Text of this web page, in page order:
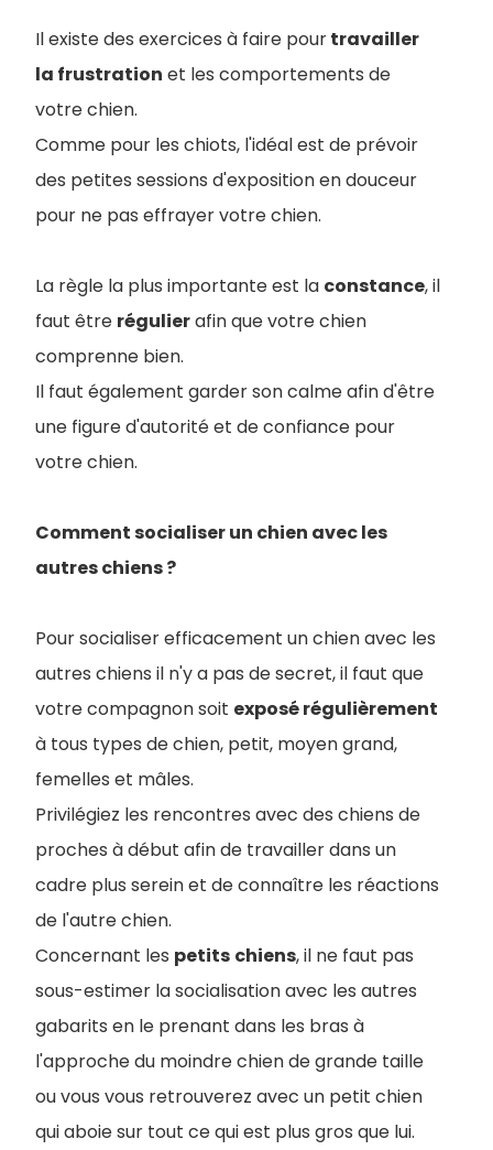
Il existe des exercices à faire pourtravailler
la frustration et les comportements de
votre chien.
Comme pour les chiots, l'idéal est de prévoir
des petites sessions d'exposition en douceur
pour ne pas effrayer votre chien.
La règle la plus importante est la constance, il
faut être régulierafin que votre chien
comprenne bien.
Il faut également garder son calme afin d'être
une figure d'autorité et de confiance pour
votre chien.
Comment socialiser un chien avec les
autres chiens ?
Pour socialiser efficacement un chien avec les
autres chiens il n'y a pas de secret, il faut que
votre compagnon soit exposé régulièrement
à tous types de chien, petit, moyen grand,
femelles et mâles.
Privilégiez les rencontres avec des chiens de
proches à début afin de travailler dans un
cadre plus serein et de connaître les réactions
de l'autre chien.
Concernant les petits chiens, il ne faut pas
sous-estimer la socialisation avec les autres
gabarits en le prenant dans les bras à
l'approche du moindre chien de grande taille
ou vous vous retrouverez avec un petit chien
qui aboie sur tout ce qui est plus gros que lui.